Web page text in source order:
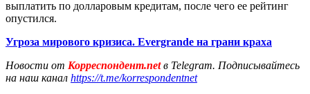
выплатить по долларовым кредитам, после чего ее рейтинг
опустился.
Угроза мирового кризиса. Evergrande на грани краха
Новости от Корреспондент.netв Telegram. Подписывайтесь
на наш канал https://t.me/korrespondentnet